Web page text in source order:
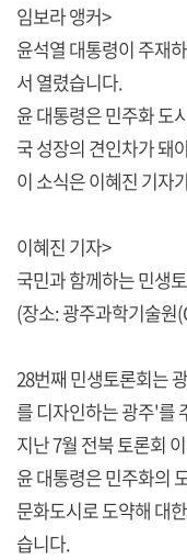
임보라 앵커>
윤석열 대통령이 주재
서 열렸습니다.
윤 대통령은 민주화 도
국 성장의 견인차가 돼
이 소식은 이혜진 기자
이혜진 기자>
국민과 함께하는 민생
(장소: 광주과학기술원
28번째 민생토론회는
를 디자인하는 광주'를
지난 7월 전북 토론회
윤 대통령은 민주화의
문화도시로 도약해 대
습니다.